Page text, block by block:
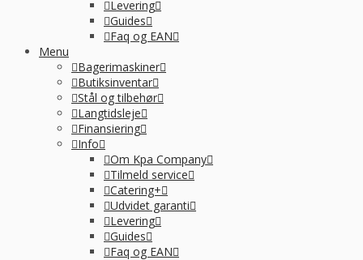
Levering
Guides
Faq og EAN
Menu
Bagerimaskiner
Butiksinventar
Stål og tilbehør
Langtidsleje
Finansiering
Info
Om Kpa Company
Tilmeld service
Catering+
Udvidet garanti
Levering
Guides
Faq og EAN